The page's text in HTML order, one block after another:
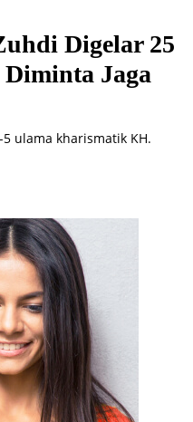
Digelar 25
Jaga
5 ulama kharismatik KH.